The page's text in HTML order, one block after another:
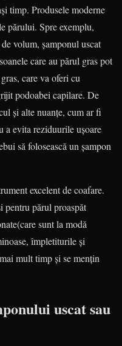
timp. Produsele moderne
părului. Spre exemplu,
volum, șamponul uscat
care au părul gras pot
care va oferi cu
podoabei capilare. De
și alte nuanțe, cum ar fi
a evita reziduurile ușoare
să folosească un șampon
excelent de coafare.
pentru părul proaspăt
sunt la modă
împletiturile și
mult timp și se mențin
uscat sau